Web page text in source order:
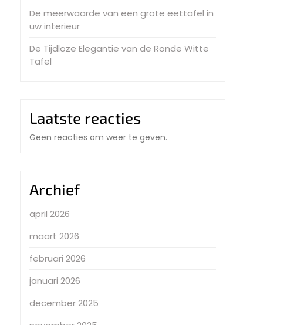
De meerwaarde van een grote eettafel in
uw interieur
De Tijdloze Elegantie van de Ronde Witte
Tafel
Laatste reacties
Geen reacties om weer te geven.
Archief
april 2026
maart 2026
februari 2026
januari 2026
december 2025